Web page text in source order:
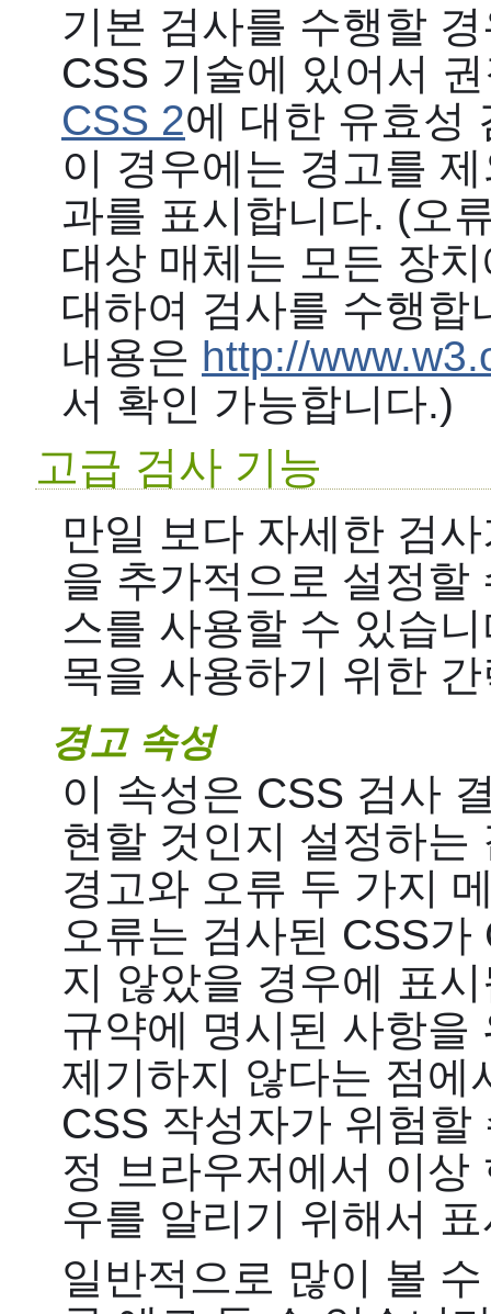
기본 검사를 수행할
CSS 기술에 있어서
CSS 2에 대한 유효성
이 경우에는 경고를
과를 표시합니다. (오
대상 매체는 모든 장
대하여 검사를 수행합
내용은 http://
서 확인 가능합니다.)
고급 검사 기능
만일 보다 자세한 검
을 추가적으로 설정할
스를 사용할 수 있습
목을 사용하기 위한
경고 속성
이 속성은 CSS 검사
현할 것인지 설정하는
경고와 오류 두 가지
오류는 검사된 CSS
지 않았을 경우에 표
규약에 명시된 사항을
제기하지 않다는 점에
CSS 작성자가 위험
정 브라우저에서 이상
우를 알리기 위해서
일반적으로 많이 볼